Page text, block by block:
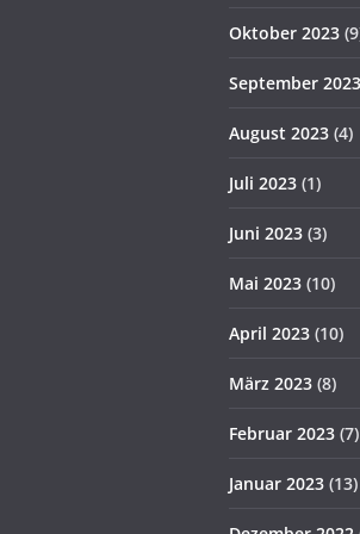
Oktober 2023
September 2023
August 2023 (4)
Juli 2023 (1)
Juni 2023 (3)
Mai 2023 (10)
April 2023 (10)
März 2023 (8)
Februar 2023 (7)
Januar 2023 (13)